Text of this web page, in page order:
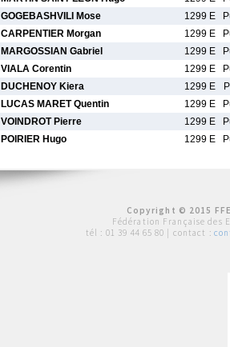
GOGEBASHVILI Mose 1299 E
CARPENTIER Morgan 1299 E
MARGOSSIAN Gabriel 1299 E
VIALA Corentin 1299 E
DUCHENOY Kiera 1299 E
LUCAS MARET Quentin 1299 E
VOINDROT Pierre 1299 E
POIRIER Hugo 1299 E
Copyright © 2015
Fédération Française des
tél : 01 39 44 65 80 | contact :